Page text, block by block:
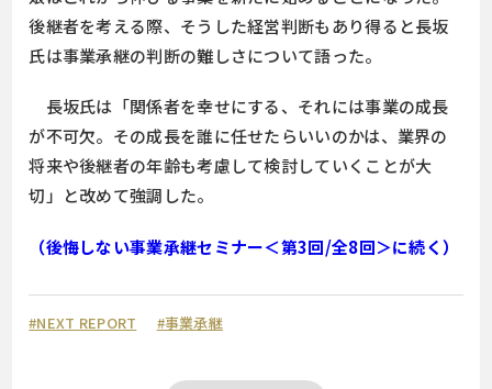
後継者を考える際、そうした経営判断もあり得ると長坂
氏は事業承継の判断の難しさについて語った。
長坂氏は「関係者を幸せにする、それには事業の成長
が不可欠。その成長を誰に任せたらいいのかは、業界の
将来や後継者の年齢も考慮して検討していくことが大
切」と改めて強調した。
（後悔しない事業承継セミナー＜第3回/全8回＞に続く）
#NEXT REPORT #事業承継